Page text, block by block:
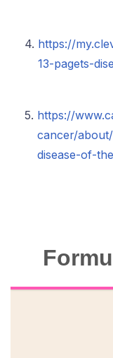
https://
13-pagets-
https://
cancer/
disease-of-